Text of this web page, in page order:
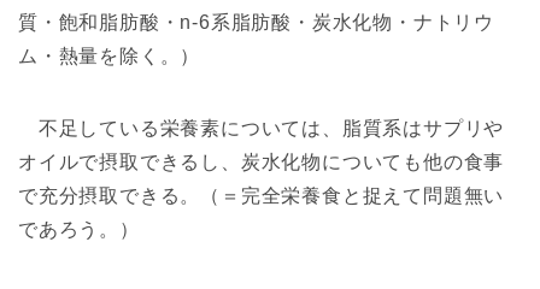
質・飽和脂肪酸・n-6系脂肪酸・炭水化物・ナトリウ
ム・熱量を除く。）
不足している栄養素については、脂質系はサプリや
オイルで摂取できるし、炭水化物についても他の食事
で充分摂取できる。（＝完全栄養食と捉えて問題無い
であろう。）